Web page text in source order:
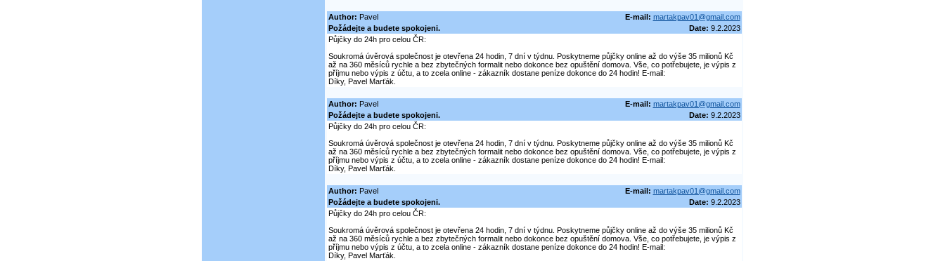
Author: Pavel E-mail: martakpav01@gmail.com
Požádejte a budete spokojeni.
Date: 9.2.2023
Půjčky do 24h pro celou ČR:
Soukromá úvěrová společnost je otevřena 24 hodin, 7 dní v týdnu. Poskytneme půjčky online až do výše 35 milionů Kč
až na 360 měsíců rychle a bez zbytečných formalit nebo dokonce bez opuštění domova. Vše, co potřebujete, je výpis z
příjmu nebo výpis z účtu, a to zcela online - zákazník dostane peníze dokonce do 24 hodin! E-mail:
Díky, Pavel Marťák.
Author: Pavel E-mail: martakpav01@gmail.com
Požádejte a budete spokojeni.
Date: 9.2.2023
Půjčky do 24h pro celou ČR:
Soukromá úvěrová společnost je otevřena 24 hodin, 7 dní v týdnu. Poskytneme půjčky online až do výše 35 milionů Kč
až na 360 měsíců rychle a bez zbytečných formalit nebo dokonce bez opuštění domova. Vše, co potřebujete, je výpis z
příjmu nebo výpis z účtu, a to zcela online - zákazník dostane peníze dokonce do 24 hodin! E-mail:
Díky, Pavel Marťák.
Author: Pavel E-mail: martakpav01@gmail.com
Požádejte a budete spokojeni.
Date: 9.2.2023
Půjčky do 24h pro celou ČR:
Soukromá úvěrová společnost je otevřena 24 hodin, 7 dní v týdnu. Poskytneme půjčky online až do výše 35 milionů Kč
až na 360 měsíců rychle a bez zbytečných formalit nebo dokonce bez opuštění domova. Vše, co potřebujete, je výpis z
příjmu nebo výpis z účtu, a to zcela online - zákazník dostane peníze dokonce do 24 hodin! E-mail:
Díky, Pavel Marťák.